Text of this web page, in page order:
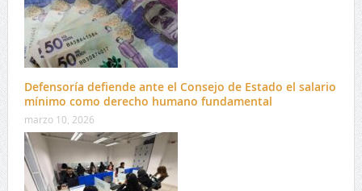
Defensoría defiende ante el Consejo de Estado el salario
mínimo como derecho humano fundamental
marzo 10, 2026